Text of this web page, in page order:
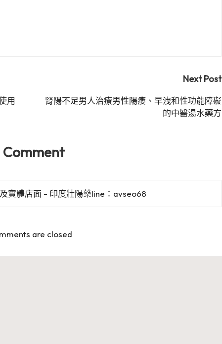
用
Next Post
腎陽不足男人治療男性陽痿、早洩和性功能障礙
的中醫湯水藥方
Comment
實體店面 - 印度壯陽藥line：avseo68
are closed